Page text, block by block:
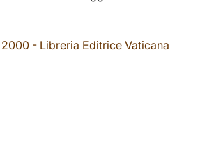
- Libreria Editrice Vaticana